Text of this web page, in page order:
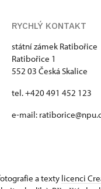
RYCHLÝ KONTAKT
státní zámek Ratibořice
Ratibořice 1
552 03 Česká Skalice
tel. +420 491 452 123
e-mail:
a texty licenci